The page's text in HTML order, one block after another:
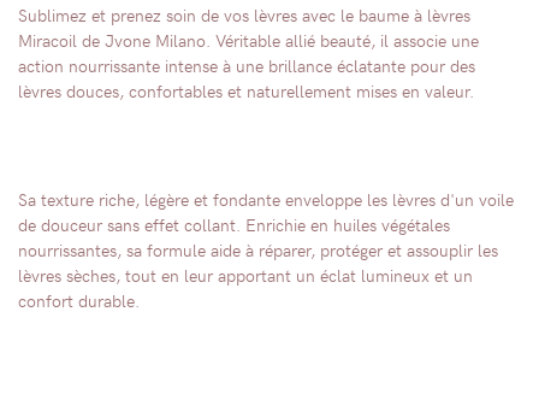
Sublimez et prenez soin de vos lèvres avec le baume à lèvres
Miracoil de Jvone Milano. Véritable allié beauté, il associe une
action nourrissante intense à une brillance éclatante pour des
lèvres douces, confortables et naturellement mises en valeur.
Sa texture riche, légère et fondante enveloppe les lèvres d'un voile
de douceur sans effet collant. Enrichie en huiles végétales
nourrissantes, sa formule aide à réparer, protéger et assouplir les
lèvres sèches, tout en leur apportant un éclat lumineux et un
confort durable.